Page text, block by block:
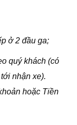
ở 2 đầu ga;
quý khách (có
nhận xe).
hoặc Tiền